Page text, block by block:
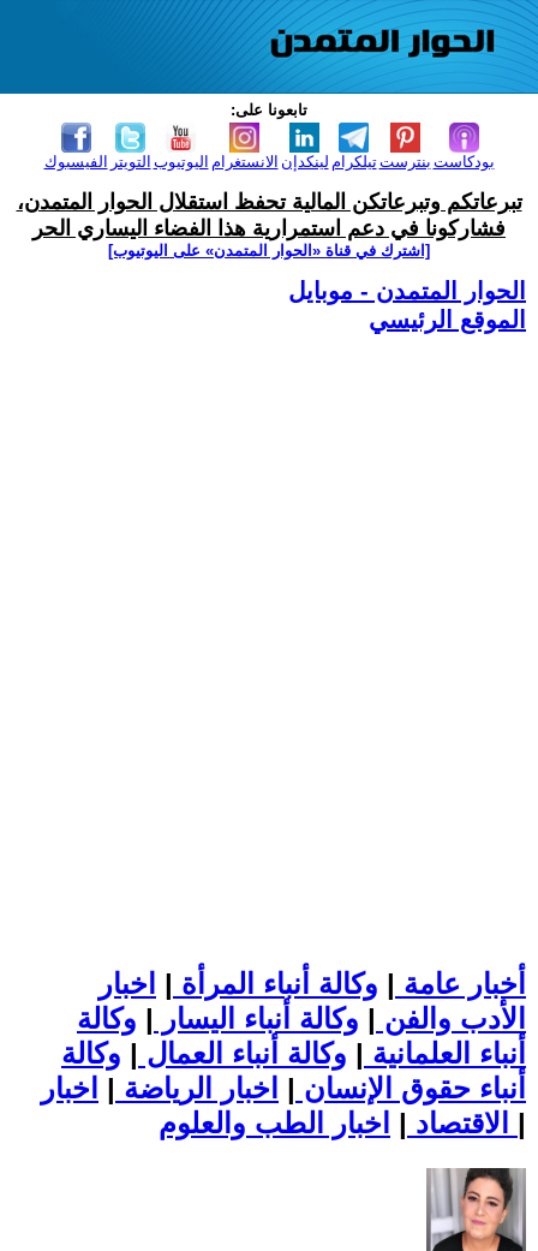
تابعونا على:
الفيسبوك التويتر اليوتيوب الانستغرام لينكدإن تيلكرامبنترست بودكاست
تبرعاتكم وتبرعاتكن المالية تحفظ استقلال الحوار المتمدن،
فشاركونا في دعم استمرارية هذا الفضاء اليساري الحر
[اشترك في قناة ‫«الحوار المتمدن» على اليوتيوب]
الحوار المتمدن - موبايل
الموقع الرئيسي
أخبار عامة | وكالة أنباء المرأة | اخبار
الأدب والفن | وكالة أنباء اليسار | وكالة
أنباء العلمانية | وكالة أنباء العمال | وكالة
أنباء حقوق الإنسان | اخبار الرياضة | اخبار
الاقتصاد | |